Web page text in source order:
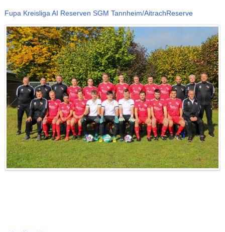
Fupa Kreisliga AI Reserven SGM Tannheim/Aitrach Reserve